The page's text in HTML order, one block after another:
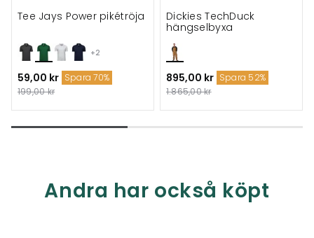
+2
Tee Jays Power pikétröja
59,00 kr Spara 70%
199,00 kr
Dickies TechDuck
hängselbyxa
895,00 kr Spara 52%
1.865,00 kr
Andra har också köpt